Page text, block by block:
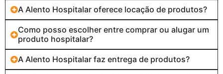
A Alento Hospitalar oferece locação de produtos?
Como posso escolher entre comprar ou alugar um
produto hospitalar?
A Alento Hospitalar faz entrega de produtos?